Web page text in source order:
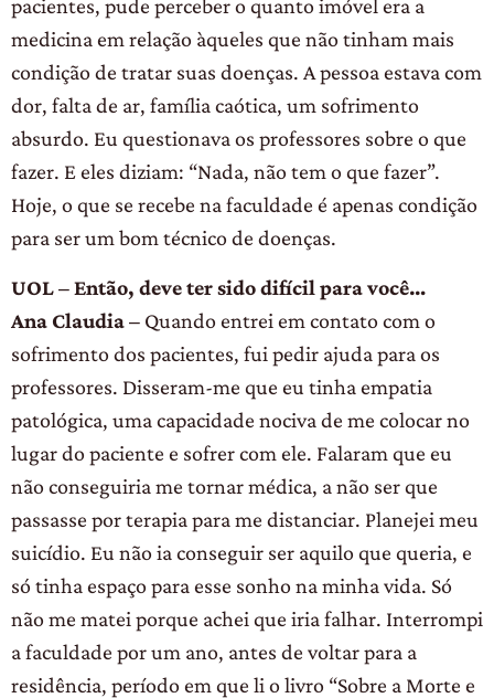
pacientes, pude perceber o quanto imóvel era a
medicina em relação àqueles que não tinham mais
condição de tratar suas doenças. A pessoa estava com
dor, falta de ar, família caótica, um sofrimento
absurdo. Eu questionava os professores sobre o que
fazer. E eles diziam: “Nada, não tem o que fazer”.
Hoje, o que se recebe na faculdade é apenas condição
para ser um bom técnico de doenças.
UOL – Então, deve ter sido difícil para você…
Ana Claudia – Quando entrei em contato com o
sofrimento dos pacientes, fui pedir ajuda para os
professores. Disseram-me que eu tinha empatia
patológica, uma capacidade nociva de me colocar no
lugar do paciente e sofrer com ele. Falaram que eu
não conseguiria me tornar médica, a não ser que
passasse por terapia para me distanciar. Planejei meu
suicídio. Eu não ia conseguir ser aquilo que queria, e
só tinha espaço para esse sonho na minha vida. Só
não me matei porque achei que iria falhar. Interrompi
a faculdade por um ano, antes de voltar para a
residência, período em que li o livro “Sobre a Morte e